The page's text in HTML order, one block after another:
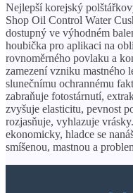
Nejlepší korejský
Shop Oil Control Water
dostupný ve výhodném
houbička pro aplikaci na
rovnoměrného povlaku a
zamezení vzniku mastného
slunečnímu ochrannému
zabraňuje fotostárnutí,
zvyšuje elasticitu, pevnost
rozjasňuje, vyhlazuje
ekonomicky, hladce se
smíšenou, mastnou a